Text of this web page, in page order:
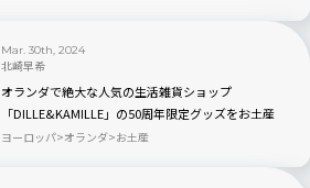
Mar. 30th, 2024
北崎早希
オランダで絶大な人気の生活雑貨ショップ
「DILLE&KAMILLE」の50周年限定グッズをお土産
に！
ヨーロッパ オランダ お土産